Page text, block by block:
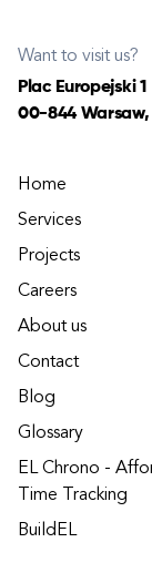
Want to visit us?
Plac Europejski 1
00-844 Warsaw,
Home
Services
Projects
Careers
About us
Contact
Blog
Glossary
EL Chrono -
Time Tracking
BuildEL